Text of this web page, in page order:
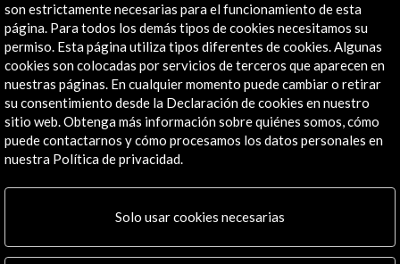
José Abascal, 4 - 4º
28003 Madrid, España
Canales de contacto
Explora
Institucional
Actividades
Programa PICE
Residencias
Multimedia
son estrictamente necesarias para el funcionamiento de esta
página. Para todos los demás tipos de cookies necesitamos su
permiso. Esta página utiliza tipos diferentes de cookies. Algunas
cookies son colocadas por servicios de terceros que aparecen en
nuestras páginas. En cualquier momento puede cambiar o retirar
su consentimiento desde la Declaración de cookies en nuestro
sitio web. Obtenga más información sobre quiénes somos, cómo
puede contactarnos y cómo procesamos los datos personales en
nuestra Política de privacidad.
Solo usar cookies necesarias